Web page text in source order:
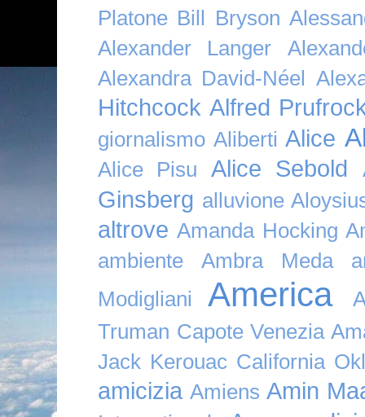
Platone Bill Bryson
Alexander Langer
Alexandra David-Néel
Hitchcock Alfred
giornalismo Aliberti Alice
Alice Pisu Alice Sebold
Ginsberg alluvione
altrove Amanda Hocking
ambiente
Ambra Meda
Modigliani
America
Truman Capote Venezia
Jack Kerouac California
amicizia Amiens Amin